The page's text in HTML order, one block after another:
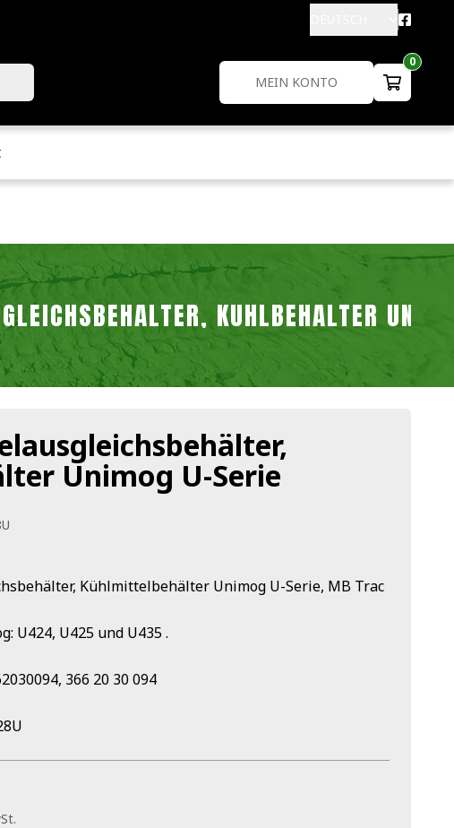
MEIN KONTO
0
KÜHLBEHÄLTER
Unimog U-Serie
Kühlmittelbehälter Unimog U-Serie, MB Trac
U424, U425 und U435 .
366 20 30 094